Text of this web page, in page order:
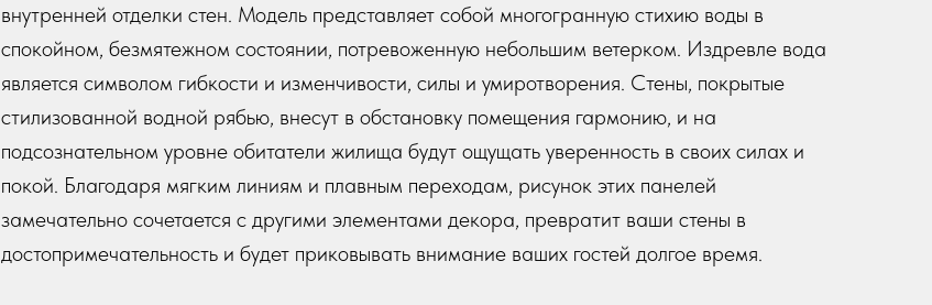
внутренней отделки стен. Модель представляет собой многогранную стихию воды в
спокойном, безмятежном состоянии, потревоженную небольшим ветерком. Издревле вода
является символом гибкости и изменчивости, силы и умиротворения. Стены, покрытые
стилизованной водной рябью, внесут в обстановку помещения гармонию, и на
подсознательном уровне обитатели жилища будут ощущать уверенность в своих силах и
покой. Благодаря мягким линиям и плавным переходам, рисунок этих панелей
замечательно сочетается с другими элементами декора, превратит ваши стены в
достопримечательность и будет приковывать внимание ваших гостей долгое время.